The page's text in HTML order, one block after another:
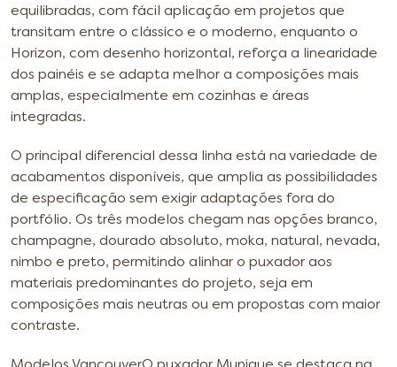
equilibradas, com fácil aplicação em projetos que
transitam entre o clássico e o moderno, enquanto o
Horizon, com desenho horizontal, reforça a linearidade
dos painéis e se adapta melhor a composições mais
amplas, especialmente em cozinhas e áreas
integradas.
O principal diferencial dessa linha está na variedade de
acabamentos disponíveis, que amplia as possibilidades
de especificação sem exigir adaptações fora do
portfólio. Os três modelos chegam nas opções branco,
champagne, dourado absoluto, moka, natural, nevada,
nimbo e preto, permitindo alinhar o puxador aos
materiais predominantes do projeto, seja em
composições mais neutras ou em propostas com maior
contraste.